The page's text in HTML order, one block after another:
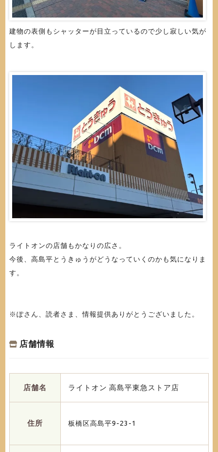
建物の表側もシャッターが目立っているので少し寂しい気が
します。
ライトオンの店舗もかなりの広さ。
今後、高島平とうきゅうがどうなっていくのかも気になりま
す。
※ぽさん、読者さま、情報提供ありがとうございました。
店舗情報
店舗名 ライトオン 高島平東急ストア店
住所 板橋区高島平9-23-1